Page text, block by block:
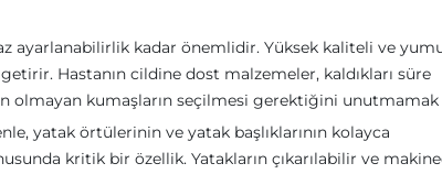
ayarlanabilirlik kadar önemlidir. Yüksek kaliteli ve
Hastanın cildine dost malzemeler, kaldıkları süre
olmayan kumaşların seçilmesi gerektiğini unutmamak
yatak örtülerinin ve yatak başlıklarının kolayca
kritik bir özellik. Yatakların çıkarılabilir ve